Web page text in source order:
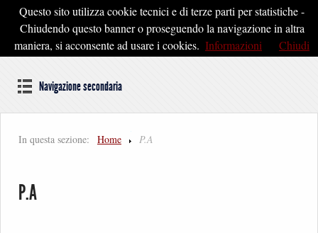
Pontedera2020
Dal cuore della Toscana un'idea di Futuro
Navigazione secondaria
In questa sezione: Home P.A
P.A
Questo sito utilizza cookie tecnici e di terze parti per statistiche -
Chiudendo questo banner o proseguendo la navigazione in altra
maniera, si acconsente ad usare i cookies. Informazioni Chiudi